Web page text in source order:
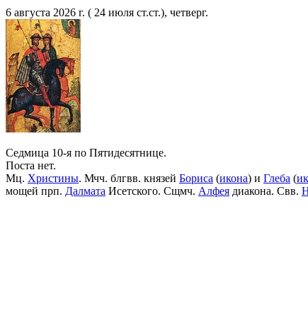
6 августа 2026 г. ( 24 июля ст.ст.), четверг.
Седмица 10-я по Пятидесятнице.
Поста нет.
Мц. Христины. Мчч. блгвв. князей Бориса (икона) и Глеба (
мощей прп. Далмата Исетского. Сщмч. Алфея диакона. Свв.